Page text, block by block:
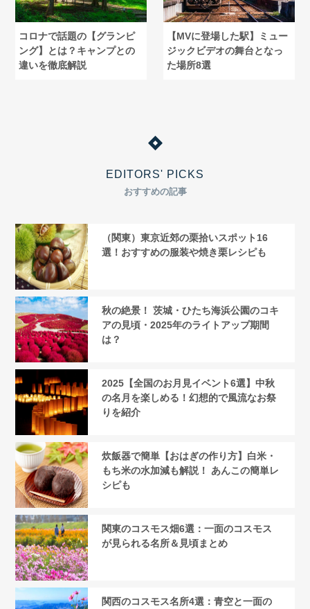
コロナで話題の【グランピ
ング】とは？キャンプとの
違いを徹底解説
【MVに登場した駅】ミュー
ジックビデオの舞台となっ
た場所8選
EDITORS' PICKS
おすすめの記事
（関東）東京近郊の栗拾いスポット16
選！おすすめの服装や焼き栗レシピも
秋の絶景！ 茨城・ひたち海浜公園のコキ
アの見頃・2025年のライトアップ期間
は？
2025【全国のお月見イベント6選】中秋
の名月を楽しめる！幻想的で風流なお祭
りを紹介
炊飯器で簡単【おはぎの作り方】白米・
もち米の水加減も解説！ あんこの簡単レ
シピも
関東のコスモス畑6選：一面のコスモス
が見られる名所＆見頃まとめ
関西のコスモス名所4選：青空と一面の